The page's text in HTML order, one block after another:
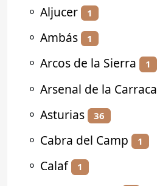
⚬ Aljucer 1
⚬ Ambás 1
⚬ Arcos de la Sierra 1
⚬ Arsenal de la Carraca
⚬ Asturias 36
⚬ Cabra del Camp 1
⚬ Calaf 1